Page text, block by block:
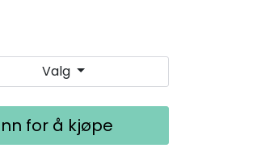
Valg
for å kjøpe